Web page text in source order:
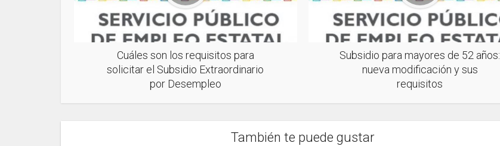
Cuáles son los requisitos para
solicitar el Subsidio Extraordinario
por Desempleo
Subsidio para mayores de 52 años:
nueva modificación y sus
requisitos
También te puede gustar